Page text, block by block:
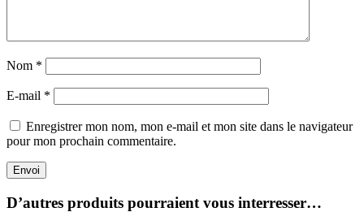
Nom *
E-mail *
Enregistrer mon nom, mon e-mail et mon site dans le navigateur
pour mon prochain commentaire.
Envoi
D’autres produits pourraient vous interresser…